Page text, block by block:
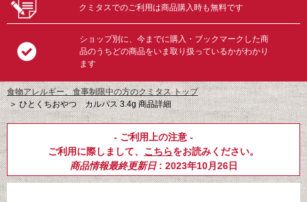
クミタスでのご利用は商品購入時も無料です
ショップ別に、今までに購入・ブックマークした商
品のうちどの商品をいま取り扱っているかがわかり
ます
食物アレルギー、食事制限中の方のクミタス トップ
＞ひとくちおやつ カルパス 3.4g 商品詳細
- ご利用上の注意 -
ご利用に際しまして、 こちらをお読みください。
商品情報最終更新日: 2023年10月26日